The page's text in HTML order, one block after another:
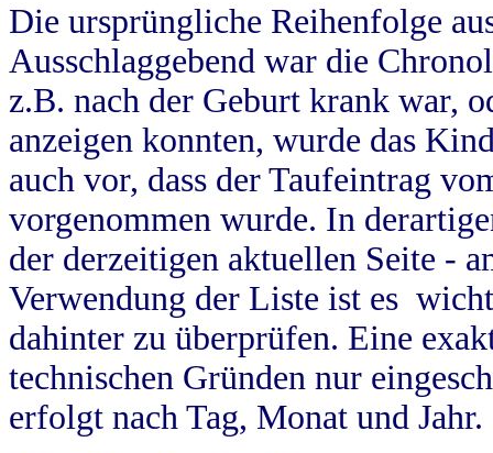
Die ursprüngliche Reihenfolge
Ausschlaggebend war die
z.B. nach der Geburt krank war,
anzeigen konnten, wurde das
auch vor, dass der Taufeintrag
vorgenommen wurde. In
der derzeitigen aktuellen Seite -
Verwendung der Liste ist es
dahinter zu überprüfen. Eine
technischen Gründen nur
erfolgt nach Tag, Monat und Jahr.